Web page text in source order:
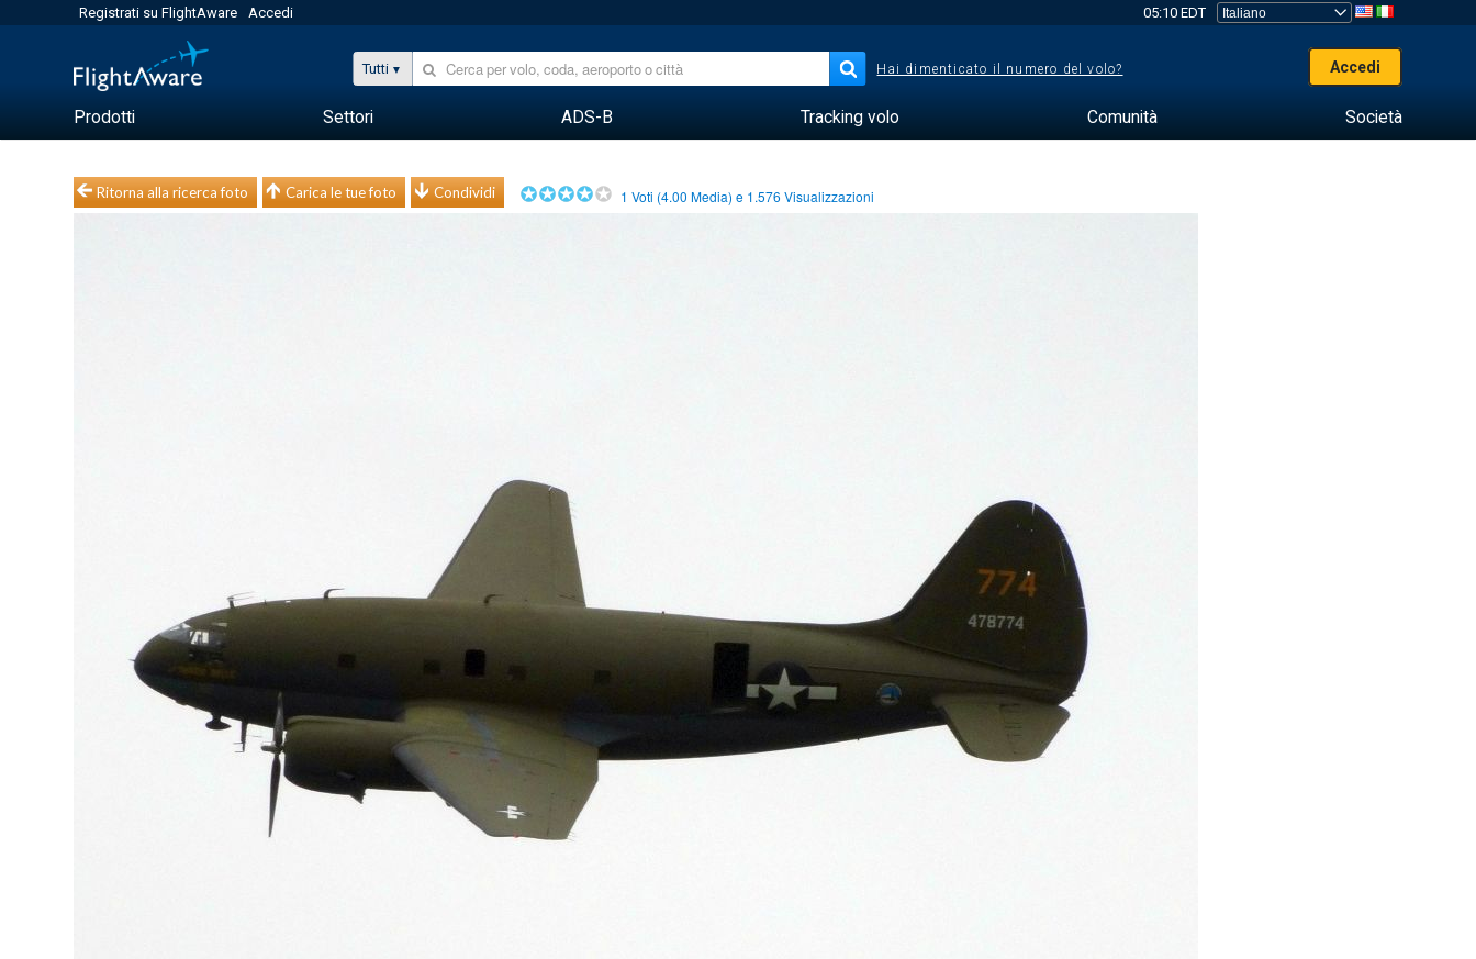
Registrati su FlightAware Accedi 05:10 EDT
Tutti Hai dimenticato il numero del volo? Accedi
Prodotti Settori ADS-B Tracking volo Comunità Società
Ritorna alla ricerca foto Carica le tue foto Condividi 1 Voti (4.00 Media) e 1.576 Visualizzazioni